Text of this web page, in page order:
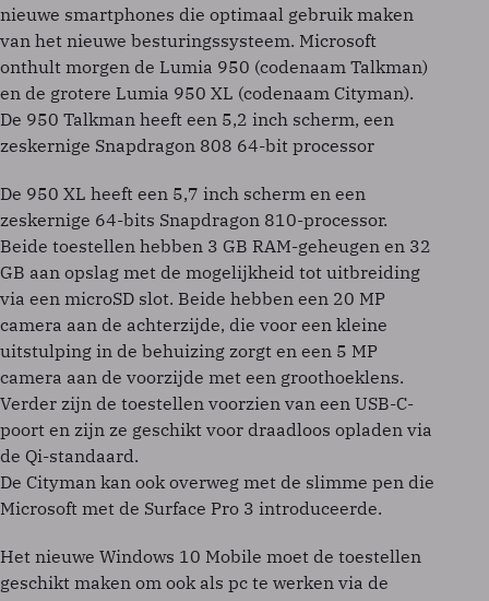
nieuwe smartphones die optimaal gebruik maken
van het nieuwe besturingssysteem. Microsoft
onthult morgen de Lumia 950 (codenaam Talkman)
en de grotere Lumia 950 XL (codenaam Cityman).
De 950 Talkman heeft een 5,2 inch scherm, een
zeskernige Snapdragon 808 64-bit processor
De 950 XL heeft een 5,7 inch scherm en een
zeskernige 64-bits Snapdragon 810-processor.
Beide toestellen hebben 3 GB RAM-geheugen en 32
GB aan opslag met de mogelijkheid tot uitbreiding
via een microSD slot. Beide hebben een 20 MP
camera aan de achterzijde, die voor een kleine
uitstulping in de behuizing zorgt en een 5 MP
camera aan de voorzijde met een groothoeklens.
Verder zijn de toestellen voorzien van een USB-C-
poort en zijn ze geschikt voor draadloos opladen via
de Qi-standaard.
De Cityman kan ook overweg met de slimme pen die
Microsoft met de Surface Pro 3 introduceerde.
Het nieuwe Windows 10 Mobile moet de toestellen
geschikt maken om ook als pc te werken via de